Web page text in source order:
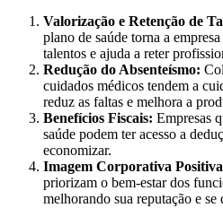
Valorização e Retenção de
plano de saúde torna a
talentos e ajuda a reter
Redução do Absenteísmo:
cuidados médicos tendem a
reduz as faltas e melhora a
Benefícios Fiscais: Empresas
saúde podem ter acesso a
economizar.
Imagem Corporativa
priorizam o bem-estar dos
melhorando sua reputação e se